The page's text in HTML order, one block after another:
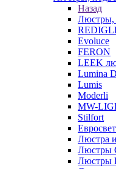
Назад
Люстры,
Evoluce
FERON
LEEK
Lumina
Lumis
Moderli
MW-
Stilfort
Евросвет
Люстра
Люстры
Люстры